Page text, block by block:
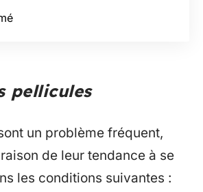
pellicules
un problème fréquent,
de leur tendance à se
les conditions suivantes :